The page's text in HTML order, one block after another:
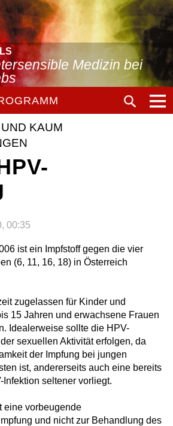
Medizin bei
KAUM
00:35
ist ein Impfstoff gegen die vier
(6, 11, 16, 18) in Österreich
zugelassen für Kinder und
15 Jahren und erwachsene Frauen
Idealerweise sollte die HPV-
sexuellen Aktivität erfolgen, da
der Impfung bei jungen
ist, andererseits auch eine bereits
seltener vorliegt.
eine vorbeugende
und nicht zur Behandlung des